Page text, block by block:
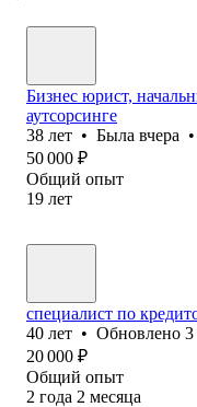
Бизнес юрист,
аутсорсинге
38 лет • Была вчера •
50 000 ₽
Общий опыт
19 лет
специалист по
40 лет • Обновлено 3
20 000 ₽
Общий опыт
2 года 2 месяца